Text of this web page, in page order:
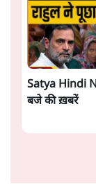
Satya Hindi
बजे की ख़बरें